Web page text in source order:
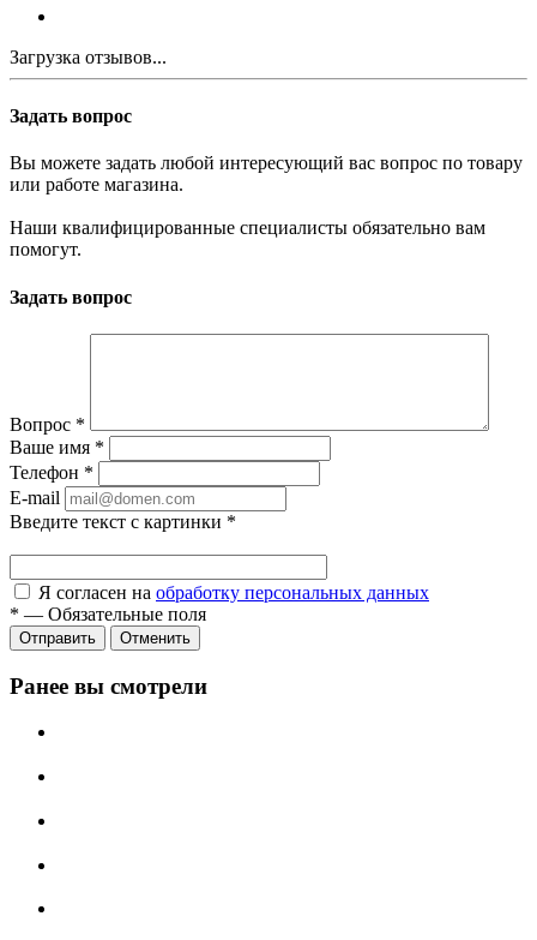
Загрузка отзывов...
Задать вопрос
Вы можете задать любой интересующий вас вопрос по товару
или работе магазина.
Наши квалифицированные специалисты обязательно вам
помогут.
Задать вопрос
Вопрос *
Ваше имя *
Телефон *
E-mail
Введите текст с картинки *
Я согласен на обработку персональных данных
* — Обязательные поля
Отправить Отменить
Ранее вы смотрели